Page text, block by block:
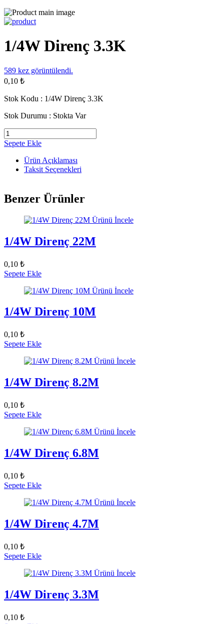
1/4W Direnç 3.3K
589 kez görüntülendi.
0,10 ₺
Stok Kodu : 1/4W Direnç 3.3K
Stok Durumu : Stokta Var
Sepete Ekle
Ürün Açıklaması
Taksit Seçenekleri
Benzer Ürünler
Ürünü İncele
1/4W Direnç 22M
0,10 ₺
Sepete Ekle
Ürünü İncele
1/4W Direnç 10M
0,10 ₺
Sepete Ekle
Ürünü İncele
1/4W Direnç 8.2M
0,10 ₺
Sepete Ekle
Ürünü İncele
1/4W Direnç 6.8M
0,10 ₺
Sepete Ekle
Ürünü İncele
1/4W Direnç 4.7M
0,10 ₺
Sepete Ekle
Ürünü İncele
1/4W Direnç 3.3M
0,10 ₺